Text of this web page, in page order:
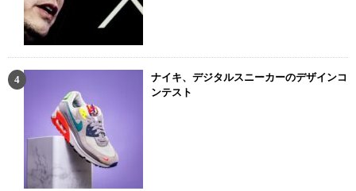
ナイキ、デジタルスニーカーのデザインコ
ンテスト